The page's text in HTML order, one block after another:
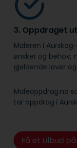
3. Oppdraget
Maleren i
ønsker og behov,
gjeldende lover
Maleoppdrag.no
tar oppdrag i
Få et tilbud